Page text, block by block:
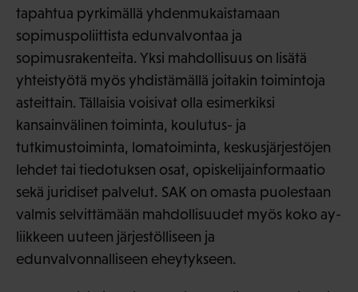
tapahtua pyrkimällä yhdenmukaistamaan
sopimuspoliittista edunvalvontaa ja
sopimusrakenteita. Yksi mahdollisuus on lisätä
yhteistyötä myös yhdistämällä joitakin toimintoja
asteittain. Tällaisia voisivat olla esimerkiksi
kansainvälinen toiminta, koulutus- ja
tutkimustoiminta, lomatoiminta, keskusjärjestöjen
lehdet tai tiedotuksen osat, opiskelijainformaatio
sekä juridiset palvelut. SAK on omasta puolestaan
valmis selvittämään mahdollisuudet myös koko ay-
liikkeen uuteen järjestölliseen ja
edunvalvonnalliseen eheytykseen.